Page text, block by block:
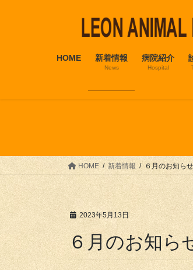
HOME 新着情報
News
病院紹介
Hospital
HOME 新着情報 ６月のお知らせ
2023年5月13日
６月のお知ら